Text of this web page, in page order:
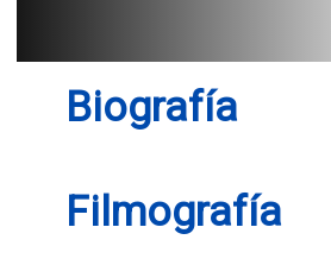
Biografía
Filmografía